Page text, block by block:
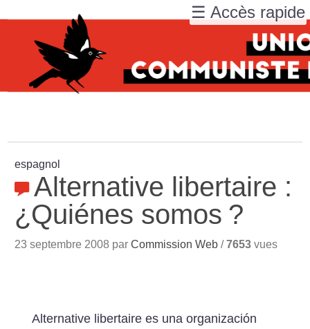
espagnol
Alternative libertaire :
¿Quiénes somos ?
23 septembre 2008 parCommission Web /7653 vues
Alternative libertaire es una organización
☰ Accès rapide